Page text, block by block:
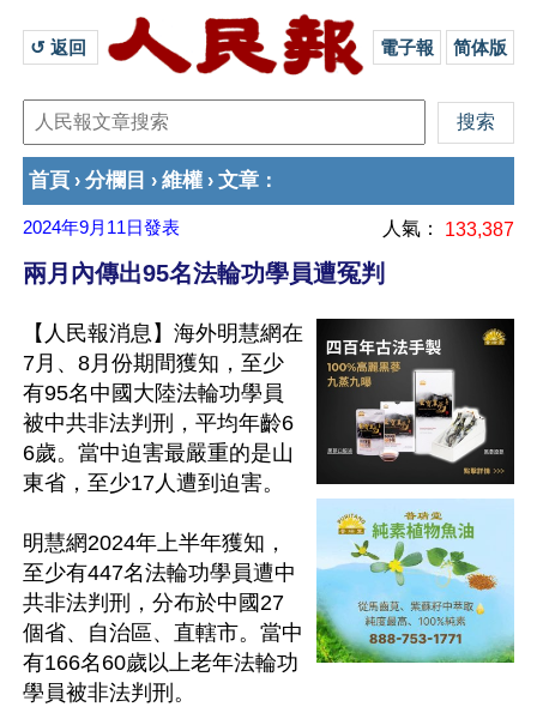
↺ 返回 電子報 简体版
首頁 › 分欄目 › 維權 › 文章 ：
2024年9月11日發表 人氣： 133,387
兩月內傳出95名法輪功學員遭冤判
【人民報消息】海外明慧網在
7月、8月份期間獲知，至少
有95名中國大陸法輪功學員
被中共非法判刑，平均年齡6
6歲。當中迫害最嚴重的是山
東省，至少17人遭到迫害。
明慧網2024年上半年獲知，
至少有447名法輪功學員遭中
共非法判刑，分布於中國27
個省、自治區、直轄市。當中
有166名60歲以上老年法輪功
學員被非法判刑。